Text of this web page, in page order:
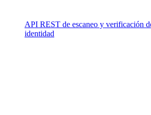
API REST de escaneo y verificación
identidad